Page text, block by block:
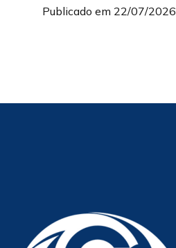
Publicado em 22/07/2026